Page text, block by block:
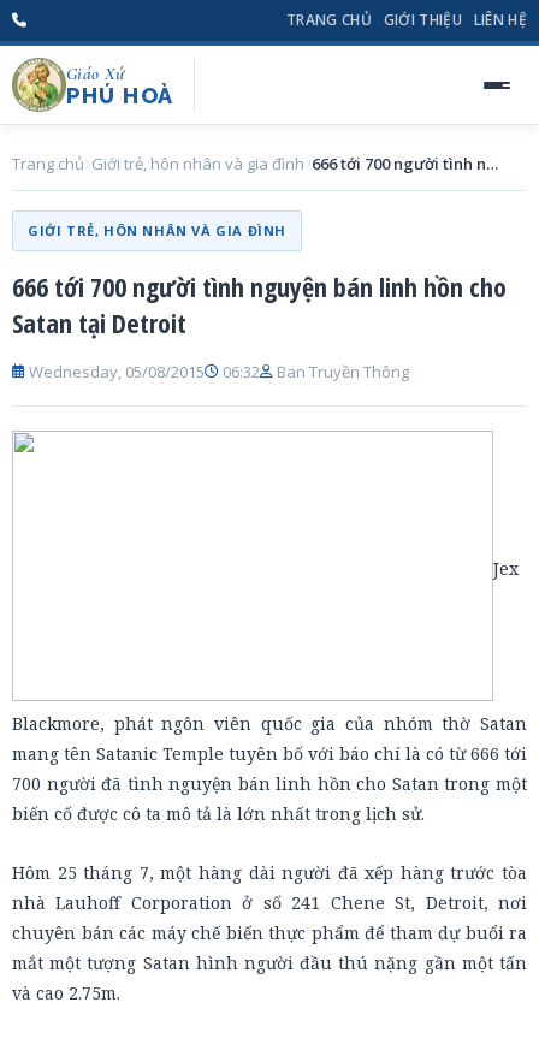
TRANG CHỦ GIỚI THIỆU LIÊN HỆ
Giáo Xứ
PHÚ HOÀ
Trang chủ Giới trẻ, hôn nhân và gia đình 666 tới 700 người tình nguyện bán linh hồn cho Satan tại Detroit
GIỚI TRẺ, HÔN NHÂN VÀ GIA ĐÌNH
666 tới 700 người tình nguyện bán linh hồn cho
Satan tại Detroit
Wednesday, 05/08/2015 06:32 Ban Truyền Thông
Jex
Blackmore, phát ngôn viên quốc gia của nhóm thờ Satan
mang tên Satanic Temple tuyên bố với báo chí là có từ 666 tới
700 người đã tình nguyện bán linh hồn cho Satan trong một
biến cố được cô ta mô tả là lớn nhất trong lịch sử.
Hôm 25 tháng 7, một hàng dài người đã xếp hàng trước tòa
nhà Lauhoff Corporation ở số 241 Chene St, Detroit, nơi
chuyên bán các máy chế biến thực phẩm để tham dự buổi ra
mắt một tượng Satan hình người đầu thú nặng gần một tấn
và cao 2.75m.